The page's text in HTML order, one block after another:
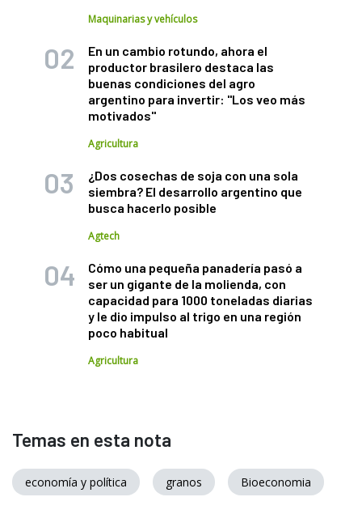
Maquinarias y vehículos
En un cambio rotundo, ahora el
productor brasilero destaca las
buenas condiciones del agro
argentino para invertir: "Los veo más
motivados"
Agricultura
¿Dos cosechas de soja con una sola
siembra? El desarrollo argentino que
busca hacerlo posible
Agtech
Cómo una pequeña panadería pasó a
ser un gigante de la molienda, con
capacidad para 1000 toneladas diarias
y le dio impulso al trigo en una región
poco habitual
Agricultura
Temas en esta nota
economía y política granos Bioeconomia